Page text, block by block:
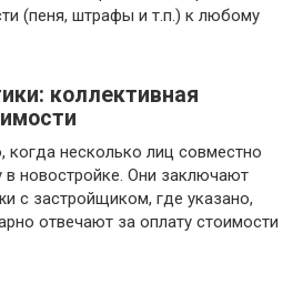
(пеня, штрафы и т.п.) к любому
коллективная
когда несколько лиц совместно
в новостройке. Они заключают
с застройщиком, где указано,
отвечают за оплату стоимости